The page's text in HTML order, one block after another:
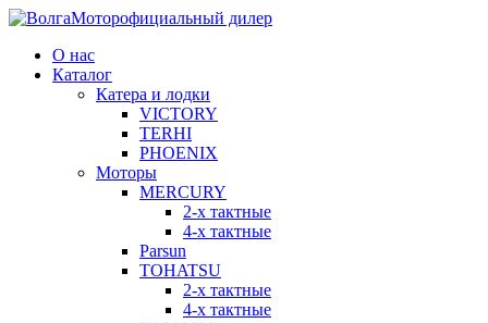
официальный дилер
О нас
Каталог
Катера и лодки
VICTORY
TERHI
PHOENIX
Моторы
MERCURY
2-x тактные
4-x тактные
Parsun
TOHATSU
2-x тактные
4-x тактные